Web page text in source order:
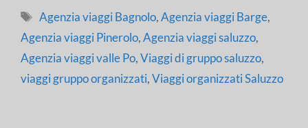
Tag
Agenzia viaggi Bagnolo,Agenzia viaggi Barge,
Agenzia viaggi Pinerolo,Agenzia viaggi saluzzo,
Agenzia viaggi valle Po,Viaggi di gruppo saluzzo,
viaggi gruppo organizzati,Viaggi organizzati Saluzzo